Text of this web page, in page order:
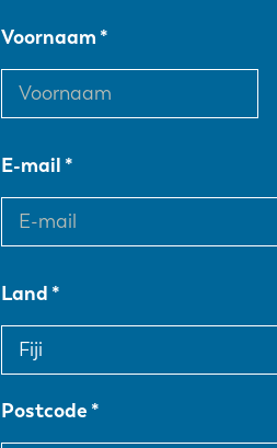
Voornaam
E-mail
Land
Postcode